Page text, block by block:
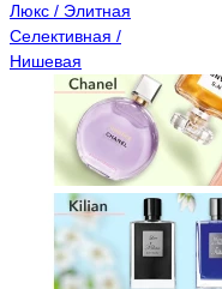
Люкс / Элитная
Селективная /
Нишевая